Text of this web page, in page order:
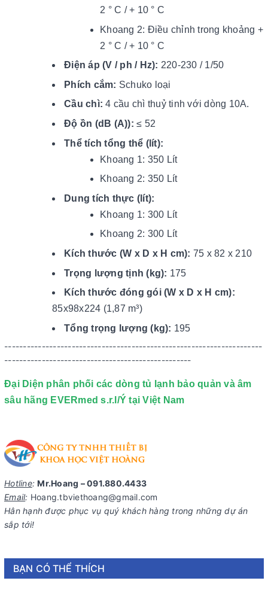
2 ° C / + 10 ° C
Khoang 2: Điều chỉnh trong khoảng +
2 ° C / + 10 ° C
Điện áp (V / ph / Hz): 220-230 / 1/50
Phích cắm: Schuko loại
Cầu chì:4 cầu chì thuỷ tinh với dòng 10A.
Độ ồn (dB (A)): ≤ 52
Thể tích tổng thể (lít):
Khoang 1: 350 Lít
Khoang 2: 350 Lít
Dung tích thực (lít):
Khoang 1: 300 Lít
Khoang 2: 300 Lít
Kích thước (W x D x H cm): 75 x 82 x 210
Trọng lượng tịnh (kg): 175
Kích thước đóng gói (W x D x H cm):
85x98x224 (1,87 m³)
Tổng trọng lượng (kg): 195
---------------------------------------------------------------------
--------------------------------------------------
Đại Diện phân phối các dòng tủ lạnh bảo quản và âm
sâu hãng EVERmed s.r.l/Ý tại Việt Nam
Hotline: Mr.Hoang – 091.880.4433
Email: Hoang.tbviethoang@gmail.com
Hân hạnh được phục vụ quý khách hàng trong những dự án
sắp tới!
BẠN CÓ THỂ THÍCH